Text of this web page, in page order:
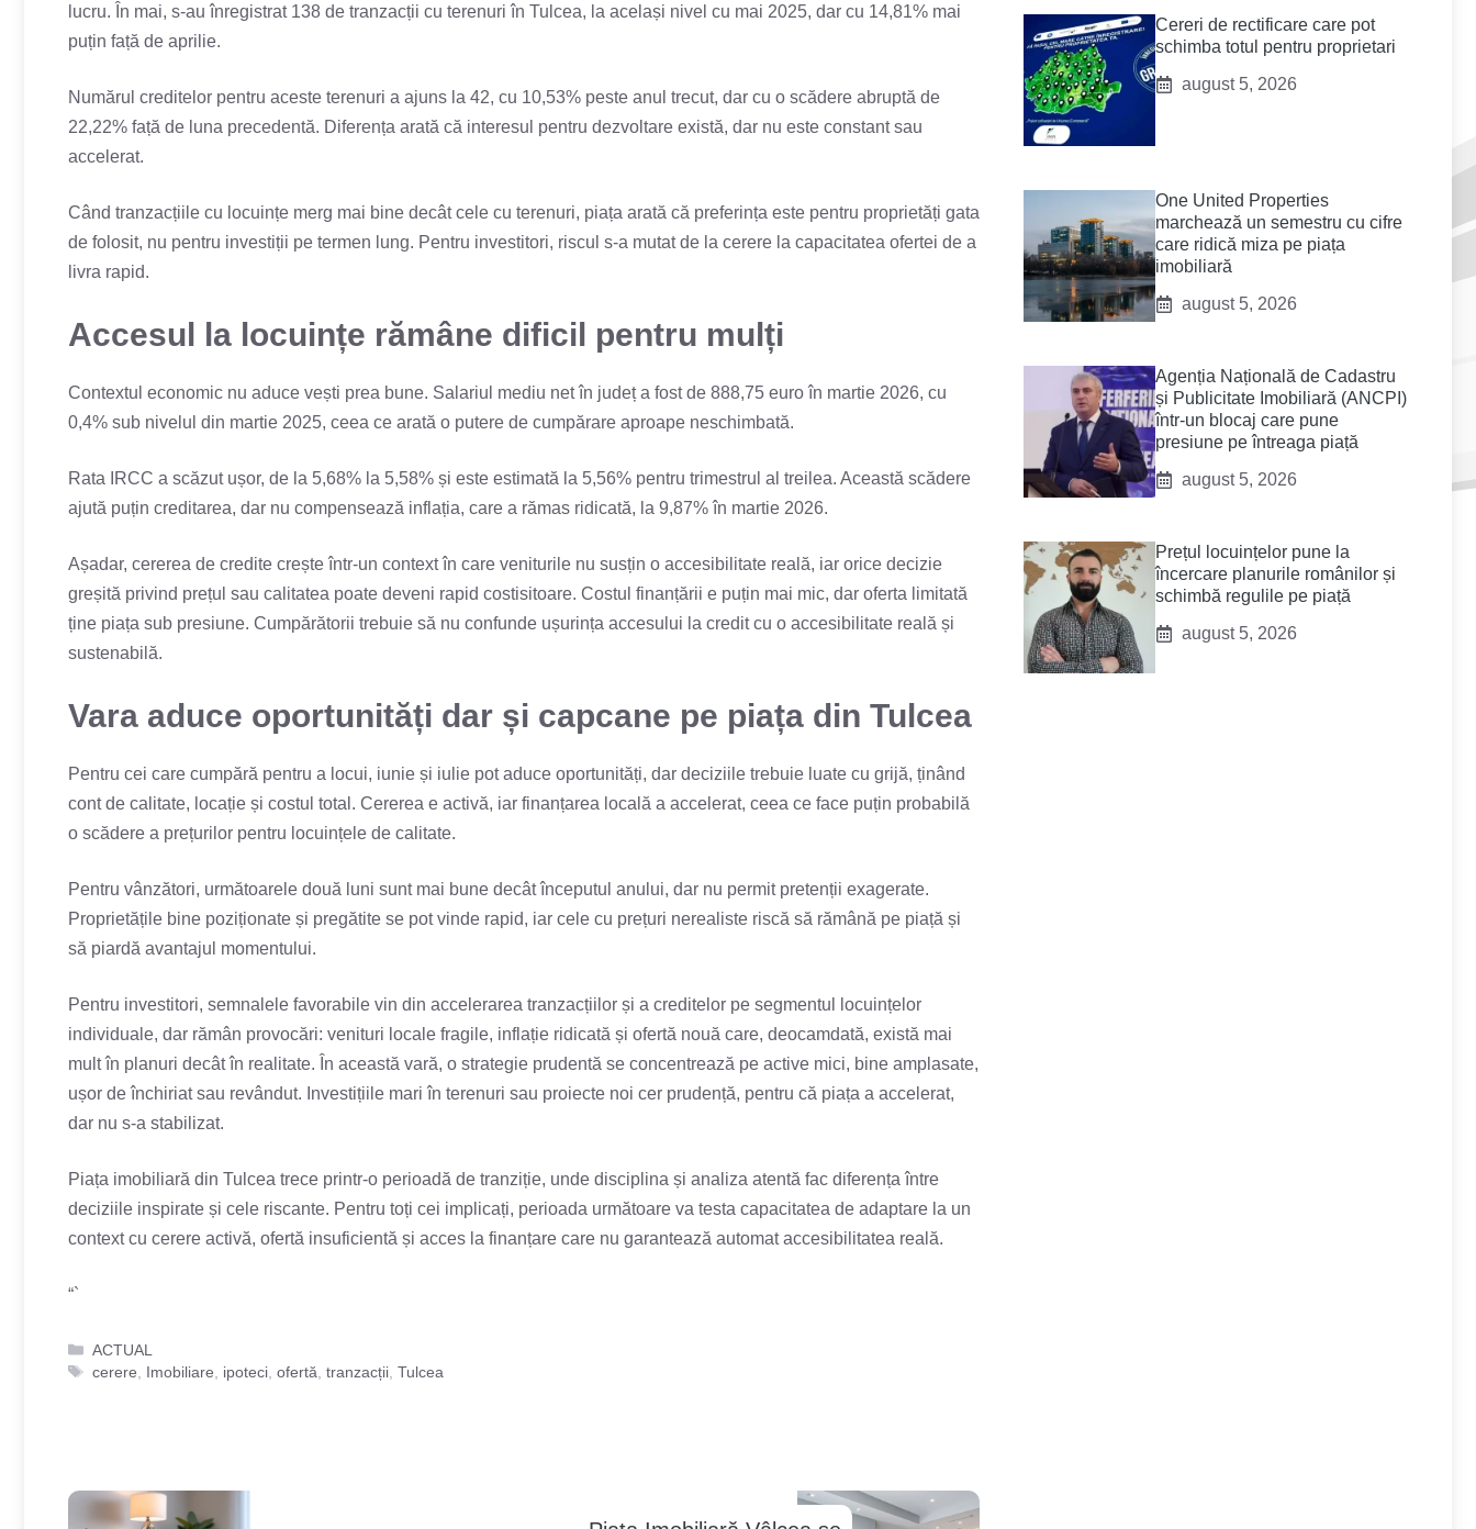
lucru. În mai, s-au înregistrat 138 de tranzacții cu terenuri în Tulcea, la același nivel cu mai 2025, dar cu 14,81% mai
puțin față de aprilie.
Numărul creditelor pentru aceste terenuri a ajuns la 42, cu 10,53% peste anul trecut, dar cu o scădere abruptă de
22,22% față de luna precedentă. Diferența arată că interesul pentru dezvoltare există, dar nu este constant sau
accelerat.
Când tranzacțiile cu locuințe merg mai bine decât cele cu terenuri, piața arată că preferința este pentru proprietăți gata
de folosit, nu pentru investiții pe termen lung. Pentru investitori, riscul s-a mutat de la cerere la capacitatea ofertei de a
livra rapid.
Accesul la locuințe rămâne dificil pentru mulți
Contextul economic nu aduce vești prea bune. Salariul mediu net în județ a fost de 888,75 euro în martie 2026, cu
0,4% sub nivelul din martie 2025, ceea ce arată o putere de cumpărare aproape neschimbată.
Rata IRCC a scăzut ușor, de la 5,68% la 5,58% și este estimată la 5,56% pentru trimestrul al treilea. Această scădere
ajută puțin creditarea, dar nu compensează inflația, care a rămas ridicată, la 9,87% în martie 2026.
Așadar, cererea de credite crește într-un context în care veniturile nu susțin o accesibilitate reală, iar orice decizie
greșită privind prețul sau calitatea poate deveni rapid costisitoare. Costul finanțării e puțin mai mic, dar oferta limitată
ține piața sub presiune. Cumpărătorii trebuie să nu confunde ușurința accesului la credit cu o accesibilitate reală și
sustenabilă.
Vara aduce oportunități dar și capcane pe piața din Tulcea
Pentru cei care cumpără pentru a locui, iunie și iulie pot aduce oportunități, dar deciziile trebuie luate cu grijă, ținând
cont de calitate, locație și costul total. Cererea e activă, iar finanțarea locală a accelerat, ceea ce face puțin probabilă
o scădere a prețurilor pentru locuințele de calitate.
Pentru vânzători, următoarele două luni sunt mai bune decât începutul anului, dar nu permit pretenții exagerate.
Proprietățile bine poziționate și pregătite se pot vinde rapid, iar cele cu prețuri nerealiste riscă să rămână pe piață și
să piardă avantajul momentului.
Pentru investitori, semnalele favorabile vin din accelerarea tranzacțiilor și a creditelor pe segmentul locuințelor
individuale, dar rămân provocări: venituri locale fragile, inflație ridicată și ofertă nouă care, deocamdată, există mai
mult în planuri decât în realitate. În această vară, o strategie prudentă se concentrează pe active mici, bine amplasate,
ușor de închiriat sau revândut. Investițiile mari în terenuri sau proiecte noi cer prudență, pentru că piața a accelerat,
dar nu s-a stabilizat.
Piața imobiliară din Tulcea trece printr-o perioadă de tranziție, unde disciplina și analiza atentă fac diferența între
deciziile inspirate și cele riscante. Pentru toți cei implicați, perioada următoare va testa capacitatea de adaptare la un
context cu cerere activă, ofertă insuficientă și acces la finanțare care nu garantează automat accesibilitatea reală.
“`
Categorii
ACTUAL
Etichete
cerere Imobiliare ipoteci, ofertă tranzacții, Tulcea
Cereri de rectificare care pot
schimba totul pentru proprietari
august 5, 2026
One United Properties
marchează un semestru cu cifre
care ridică miza pe piața
imobiliară
august 5, 2026
Agenția Națională de Cadastru
și Publicitate Imobiliară (ANCPI)
într-un blocaj care pune
presiune pe întreaga piață
august 5, 2026
Prețul locuințelor pune la
încercare planurile românilor și
schimbă regulile pe piață
august 5, 2026